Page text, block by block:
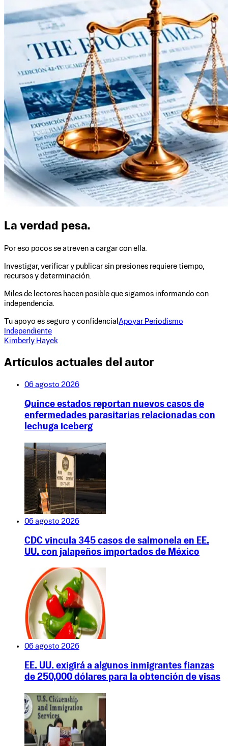
La verdad pesa.
Por eso pocos se atreven a cargar con ella.
Investigar, verificar y publicar sin presiones requiere tiempo,
recursos y determinación.
Miles de lectores hacen posible que sigamos informando con
independencia.
Tu apoyo es seguro y confidencial Apoyar Periodismo
Independiente
Kimberly Hayek
Artículos actuales del autor
06 agosto 2026
Quince estados reportan nuevos casos de
enfermedades parasitarias relacionadas con
lechuga iceberg
06 agosto 2026
CDC vincula 345 casos de salmonela en EE.
UU. con jalapeños importados de México
06 agosto 2026
EE. UU. exigirá a algunos inmigrantes fianzas
de 250,000 dólares para la obtención de visas